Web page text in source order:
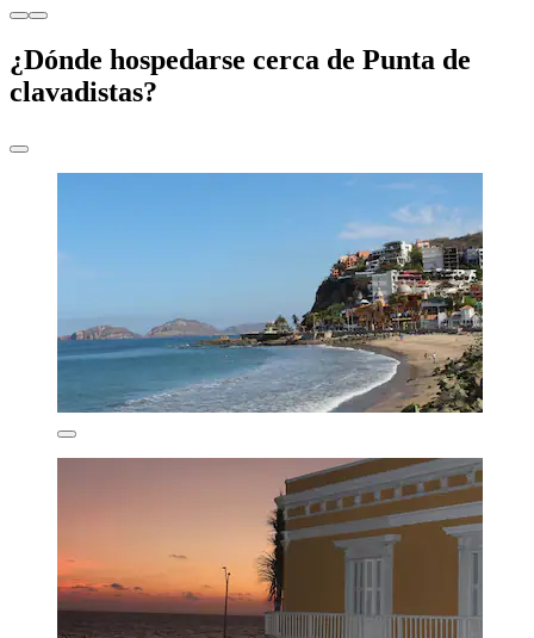
¿Dónde hospedarse cerca de Punta de
clavadistas?